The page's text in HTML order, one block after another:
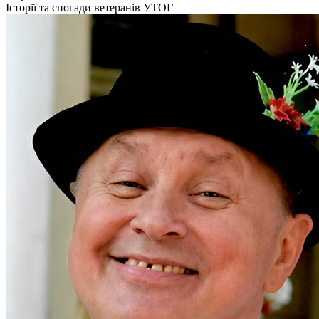
Кадрові зміни
Працевлаштування
Про глухих
Все про УТОГ: ваші права, послуги та підтримка:
Важлива інформація
Благодійні справи
Історія глухих
Коронавірус
Корисні інформаційні матеріали від Т. Ломакіної
Офіційна інформація
Про УТОГ
Керівництво УТОГ
Громадські ради УТОГ ⩺
Всеукраїнська Рада голів обласних
організацій УТОГ
Всеукраїнська Рада ветеранів УТОГ
Всеукраїнська Рада перекладачів жестової
мови УТОГ
Всеукраїнська Рада директорів УТОГ
Всеукраїнська молодіжна Рада УТОГ
Історії та спогади ветеранів УТОГ